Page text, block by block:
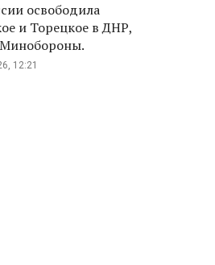
освободила
и Торецкое в ДНР,
12:21